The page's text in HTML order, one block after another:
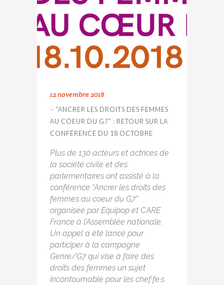
12 novembre 2018
– “ANCRER LES DROITS DES FEMMES
AU COEUR DU G7” : RETOUR SUR LA
CONFÉRENCE DU 18 OCTOBRE
Plus de 130 acteurs et actrices de
la société civile et des
parlementaires ont assisté à la
conférence “Ancrer les droits des
femmes au coeur du G7”
organisée par Equipop et CARE
France à l’Assemblée nationale.
Un appel a été lancé pour
participer à la campagne
Genre/G7 qui vise à faire des
droits des femmes un sujet
incontournable pour les chef·fe·s